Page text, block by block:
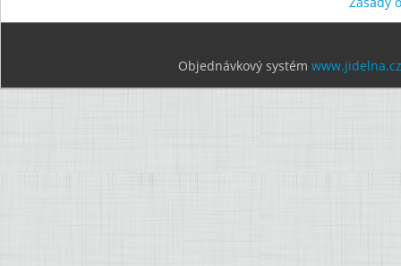
Objednávkový systém www.jidelna.cz